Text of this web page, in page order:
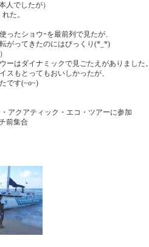
人でしたが）
た。
ったショウｰを最前列で見たが、
がってきたのにはびっくり(*_*)
ーはダイナミックで見ごたえがありました。
スもとってもおいしかったが、
です(~o~)
アクアティック・エコ・ツアーに参加
前集合